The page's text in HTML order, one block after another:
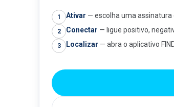
1 Ativar — escolha uma assinatura
2 Conectar — ligue positivo,
3 Localizar — abra o aplicativo